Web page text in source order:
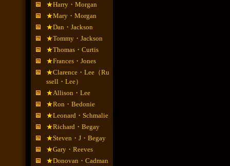
★Harry・Morgan
★Mary・Morgan
★Dan・Jackson
★Tommy・Jackson
★Thomas・Curtis
★Frances・Jones
★Clarence・Lee（Ru
ssell・Lee）
★Allison・Lee
★Ron・Bedonie
★Leonard・Schmalie
★Richard・Begay
★Steven・J・Begay
★Gary・Reeves
★Donovan・Cadman